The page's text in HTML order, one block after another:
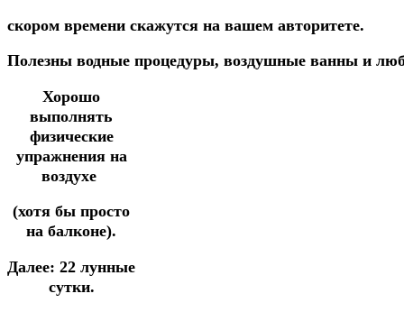
скором времени скажутся на вашем авторитете.
Полезны водные процедуры, воздушные ванны и
Хорошо
выполнять
физические
упражнения на
воздухе
(хотя бы просто
на балконе).
Далее: 22 лунные
сутки.